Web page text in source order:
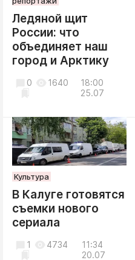
Ледяной щит
России: что
объединяет наш
город и Арктику
18:00
25.07
0 1640
Культура
В Калуге готовятся
съемки нового
сериала
11:34
20.07
1 4734